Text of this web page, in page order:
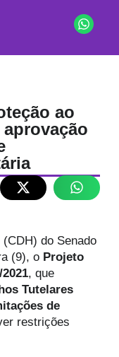
ao
do Senado
(9), o Projeto
, que
Tutelares
de
restrições